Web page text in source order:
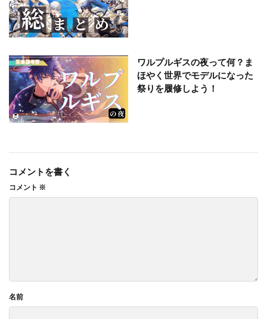
ワルプルギスの夜って何？ま
ほやく世界でモデルになった
祭りを履修しよう！
コメントを書く
コメント ※
名前